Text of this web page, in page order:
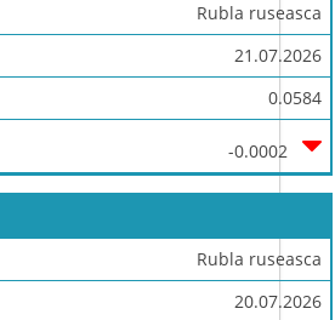
Rubla ruseasca
21.07.2026
0.0584
-0.0002
Rubla ruseasca
20.07.2026